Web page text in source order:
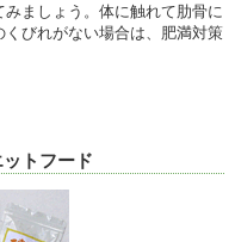
ましょう。体に触れて肋骨に
びれがない場合は、肥満対策
トフード